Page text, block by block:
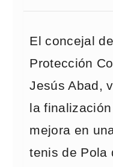
El concejal
Protección
Jesús Abad,
la
mejora en
tenis de Pola